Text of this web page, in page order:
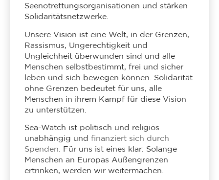
Seenotrettungsorganisationen und stärken
Solidaritätsnetzwerke.
Unsere Vision ist eine Welt, in der Grenzen,
Rassismus, Ungerechtigkeit und
Ungleichheit überwunden sind und alle
Menschen selbstbestimmt, frei und sicher
leben und sich bewegen können. Solidarität
ohne Grenzen bedeutet für uns, alle
Menschen in ihrem Kampf für diese Vision
zu unterstützen.
Sea-Watch ist politisch und religiös
unabhängig und finanziert sich durch
Spenden.
Für uns ist eines klar: Solange
Menschen an Europas Außengrenzen
ertrinken, werden wir weitermachen.